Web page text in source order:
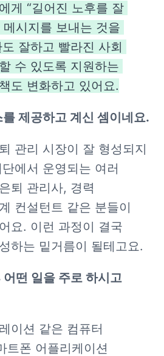
게 “길어진 노후를 잘
시지를 보내는 것을
잘하고 빨라진 사회
수 있도록 지원하는
도 변화하고 있어요.
를 제공하고 계신 셈이네요.
관리 시장이 잘 형성되지
에서 운영되는 여러
퇴 관리사, 경력
컨설턴트 같은 분들이
요. 이런 과정이 결국
하는 밑거름이 될테고요.
떤 일을 주로 하시고
이션 같은 컴퓨터
트폰 어플리케이션